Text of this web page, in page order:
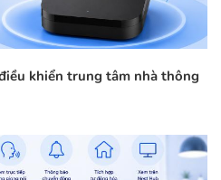
khiển trung tâm nhà thông